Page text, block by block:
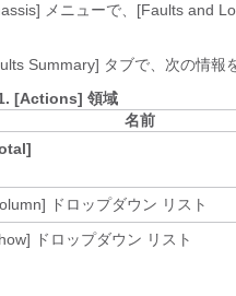
メニューで、[Faults and
Summary] タブで、次の情報
[Actions] 領域
名前
ドロップダウン リスト
ドロップダウン リスト